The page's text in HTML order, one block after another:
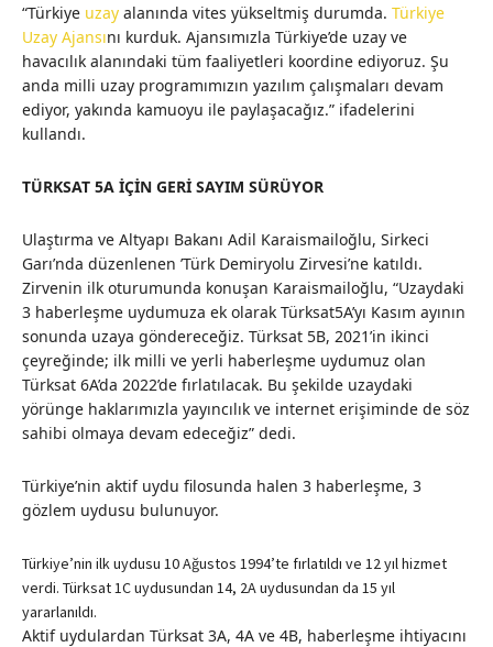
“Türkiye uzay alanında vites yükseltmiş durumda. Türkiye
Uzay Ajansını kurduk. Ajansımızla Türkiye’de uzay ve
havacılık alanındaki tüm faaliyetleri koordine ediyoruz. Şu
anda milli uzay programımızın yazılım çalışmaları devam
ediyor, yakında kamuoyu ile paylaşacağız.” ifadelerini
kullandı.
TÜRKSAT 5A İÇİN GERİ SAYIM SÜRÜYOR
Ulaştırma ve Altyapı Bakanı Adil Karaismailoğlu, Sirkeci
Garı’nda düzenlenen ’Türk Demiryolu Zirvesi’ne katıldı.
Zirvenin ilk oturumunda konuşan Karaismailoğlu, “Uzaydaki
3 haberleşme uydumuza ek olarak Türksat5A’yı Kasım ayının
sonunda uzaya göndereceğiz. Türksat 5B, 2021’in ikinci
çeyreğinde; ilk milli ve yerli haberleşme uydumuz olan
Türksat 6A’da 2022’de fırlatılacak. Bu şekilde uzaydaki
yörünge haklarımızla yayıncılık ve internet erişiminde de söz
sahibi olmaya devam edeceğiz” dedi.
Türkiye’nin aktif uydu filosunda halen 3 haberleşme, 3
gözlem uydusu bulunuyor.
Türkiye’nin ilk uydusu 10 Ağustos 1994’te fırlatıldı ve 12 yıl hizmet
verdi. Türksat 1C uydusundan 14, 2A uydusundan da 15 yıl
yararlanıldı.
Aktif uydulardan Türksat 3A, 4A ve 4B, haberleşme ihtiyacını